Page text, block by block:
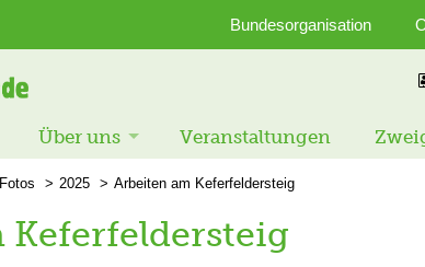
Bundesorganisation
Über uns Veranstaltungen
2025 Arbeiten am Keferfeldersteig
Keferfeldersteig